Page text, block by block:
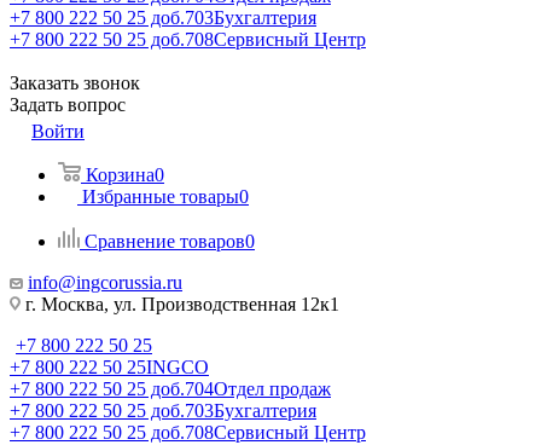
+7 800 222 50 25 доб.703Бухгалтерия
+7 800 222 50 25 доб.708Сервисный Центр
Заказать звонок
Задать вопрос
Войти
Корзина0
Избранные товары0
Сравнение товаров0
info@ingcorussia.ru
г. Москва, ул. Производственная 12к1
+7 800 222 50 25
+7 800 222 50 25INGCO
+7 800 222 50 25 доб.704Отдел продаж
+7 800 222 50 25 доб.703Бухгалтерия
+7 800 222 50 25 доб.708Сервисный Центр